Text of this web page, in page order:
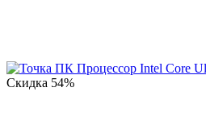
Скидка 54%